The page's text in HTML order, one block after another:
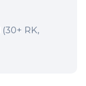
(30+ RK,